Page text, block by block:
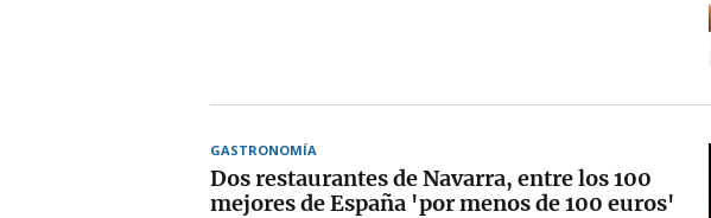
GASTRONOMÍA
Dos restaurantes de Navarra, entre los 100
mejores de España 'por menos de 100 euros'